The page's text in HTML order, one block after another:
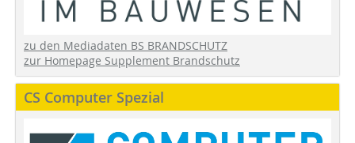
zu den Mediadaten BS BRANDSCHUTZ
zur Homepage Supplement Brandschutz
CS Computer Spezial